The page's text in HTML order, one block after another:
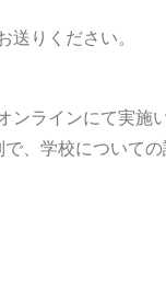
送りください。
ンラインにて実施
、学校について